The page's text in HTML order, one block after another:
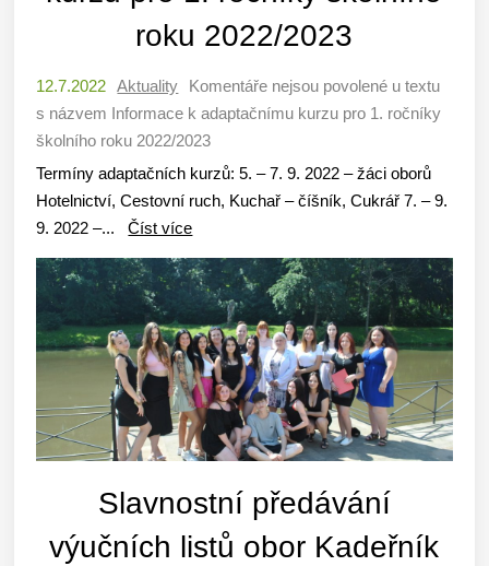
roku 2022/2023
12.7.2022 Aktuality Komentáře nejsou povolené u textu
s názvem Informace k adaptačnímu kurzu pro 1. ročníky
školního roku 2022/2023
Termíny adaptačních kurzů: 5. – 7. 9. 2022 – žáci oborů
Hotelnictví, Cestovní ruch, Kuchař – číšník, Cukrář 7. – 9.
9. 2022 –...Číst více
Slavnostní předávání
výučních listů obor Kadeřník